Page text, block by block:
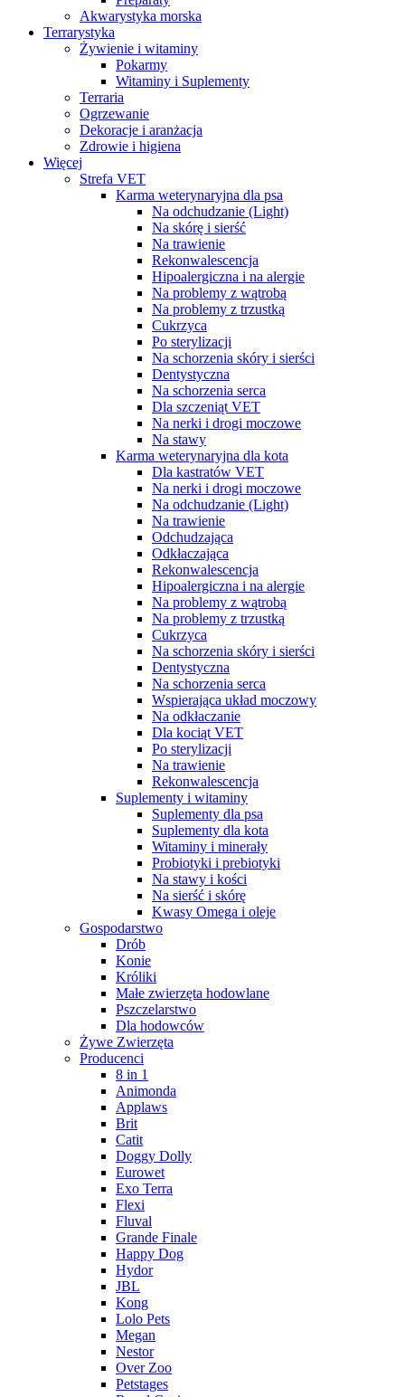
Akwarystyka morska
Terrarystyka
Żywienie i witaminy
Pokarmy
Witaminy i Suplementy
Terraria
Ogrzewanie
Dekoracje i aranżacja
Zdrowie i higiena
Więcej
Strefa VET
Karma weterynaryjna dla psa
Na odchudzanie (Light)
Na skórę i sierść
Na trawienie
Rekonwalescencja
Hipoalergiczna i na alergie
Na problemy z wątrobą
Na problemy z trzustką
Cukrzyca
Po sterylizacji
Na schorzenia skóry i sierści
Dentystyczna
Na schorzenia serca
Dla szczeniąt VET
Na nerki i drogi moczowe
Na stawy
Karma weterynaryjna dla kota
Dla kastratów VET
Na nerki i drogi moczowe
Na odchudzanie (Light)
Na trawienie
Odchudzająca
Odkłaczająca
Rekonwalescencja
Hipoalergiczna i na alergie
Na problemy z wątrobą
Na problemy z trzustką
Cukrzyca
Na schorzenia skóry i sierści
Dentystyczna
Na schorzenia serca
Wspierająca układ moczowy
Na odkłaczanie
Dla kociąt VET
Po sterylizacji
Na trawienie
Rekonwalescencja
Suplementy i witaminy
Suplementy dla psa
Suplementy dla kota
Witaminy i minerały
Probiotyki i prebiotyki
Na stawy i kości
Na sierść i skórę
Kwasy Omega i oleje
Gospodarstwo
Drób
Konie
Króliki
Małe zwierzęta hodowlane
Pszczelarstwo
Dla hodowców
Żywe Zwierzęta
Producenci
8 in 1
Animonda
Applaws
Brit
Catit
Doggy Dolly
Eurowet
Exo Terra
Flexi
Fluval
Grande Finale
Happy Dog
Hydor
JBL
Kong
Lolo Pets
Megan
Nestor
Over Zoo
Petstages